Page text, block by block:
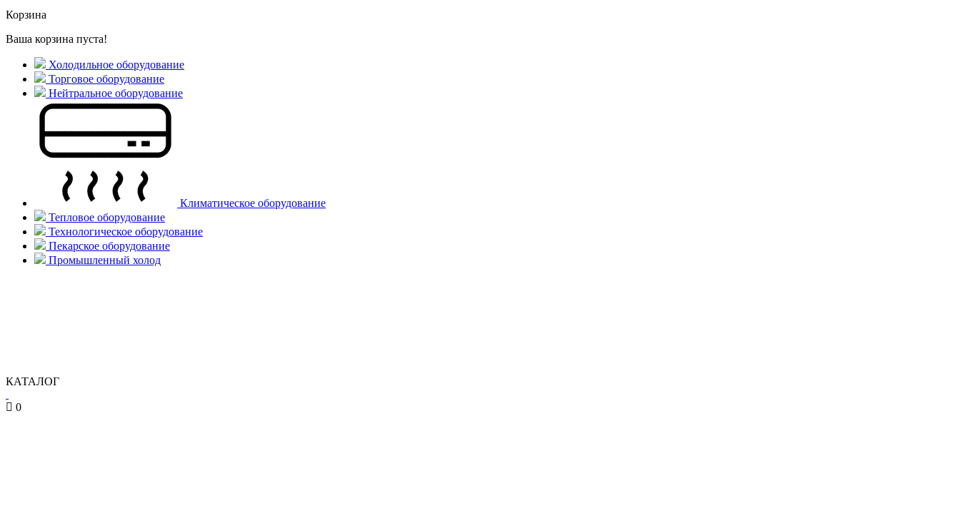
Корзина
Ваша корзина пуста!
Холодильное оборудование
Торговое оборудование
Нейтральное оборудование
Климатическое оборудование
Тепловое оборудование
Технологическое оборудование
Пекарское оборудование
Промышленный холод
КАТАЛОГ
0